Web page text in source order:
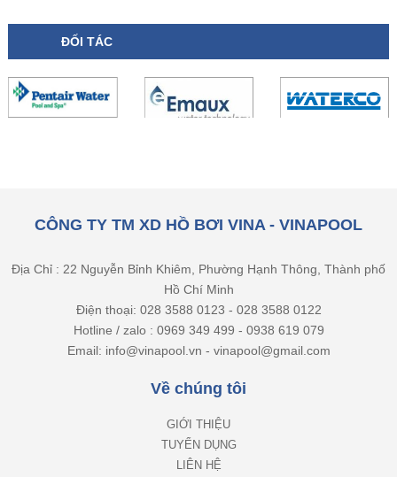
ĐỐI TÁC
CÔNG TY TM XD HỒ BƠI VINA - VINAPOOL
Địa Chỉ : 22 Nguyễn Bỉnh Khiêm, Phường Hạnh Thông, Thành phố
Hồ Chí Minh
Điện thoại: 028 3588 0123 - 028 3588 0122
Hotline / zalo : 0969 349 499 - 0938 619 079
Email: info@vinapool.vn - vinapool@gmail.com
Về chúng tôi
GIỚI THIỆU
TUYỂN DỤNG
LIÊN HỆ